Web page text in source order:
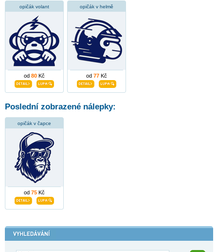
opičák volant
od 80 Kč
opičák v helmě
od 77 Kč
Poslední zobrazené nálepky:
opičák v čapce
od 75 Kč